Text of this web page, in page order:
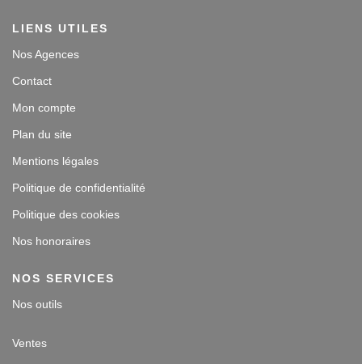
LIENS UTILES
Nos Agences
Contact
Mon compte
Plan du site
Mentions légales
Politique de confidentialité
Politique des cookies
Nos honoraires
NOS SERVICES
Nos outils
Ventes